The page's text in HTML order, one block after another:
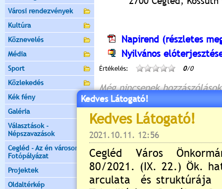
Városi rendezvények
Kultúra
Köznevelés
Média
Sport
Közlekedés
Kék fény
Galéria
Választások -
Népszavazások
Cegléd - Az én városom -
Fotópályázat
Projektek
Oldaltérkép
Napirend (részletes
Nyilvános
Értékelés: 0/0
Még nincsenek hozzászólások
Új hozzászólás:
Kérjük jelentkezzen be,
Kedves Látogató!